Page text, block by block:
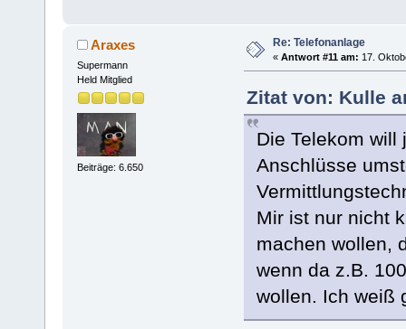
Araxes
Supermann
Held Mitglied
Beiträge: 6.650
Re: Telefonanlage
« Antwort #11 am: 17.
Zitat von: Kulle
Die Telekom will
Anschlüsse
Mir ist nur nicht
machen wollen,
wenn da z.B.
wollen. Ich weiß